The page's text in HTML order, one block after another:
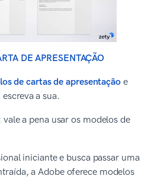
DE APRESENTAÇÃO
de cartas de apresentaçãoe
escreva a sua.
a pena usar os modelos de
iniciante e busca passar uma
a Adobe oferece modelos